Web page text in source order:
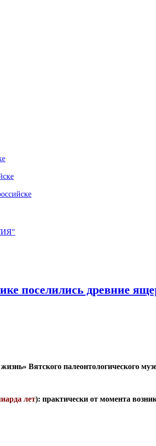
поселились древние
Вятского палеонтологического
лет): практически от момента